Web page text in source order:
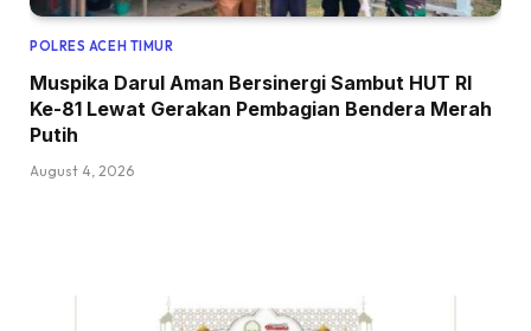
POLRES ACEH TIMUR
Muspika Darul Aman Bersinergi Sambut HUT RI
Ke-81 Lewat Gerakan Pembagian Bendera Merah
Putih
August 4, 2026